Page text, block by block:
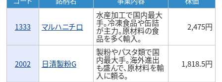
1333 マルハニチロ
水産加工で国内最大
手。冷凍食品や缶詰
が主力。原材料の食
品を多く輸入。
2,475円
2002 日清製粉G
製粉やパスタ類で国
内最大手。海外進出
も盛んで、原材料を輸
入に頼る。
1,818.5円